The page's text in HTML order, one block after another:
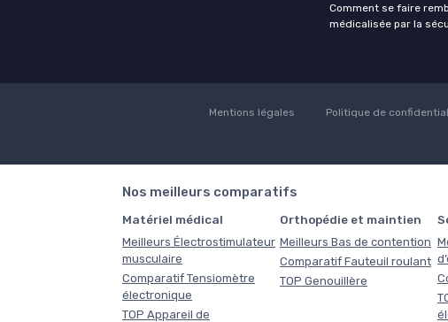
Comment se faire
médicalisée par la
Mentions légales Politique de
Nos meilleurs comparatifs
Matériel médical
Meilleurs Électrostimulateur
musculaire
Comparatif Tensiomètre
électronique
TOP Appareil de
Orthopédie et maintien
Meilleurs Bas de contention
Comparatif Fauteuil roulant
TOP Genouillère